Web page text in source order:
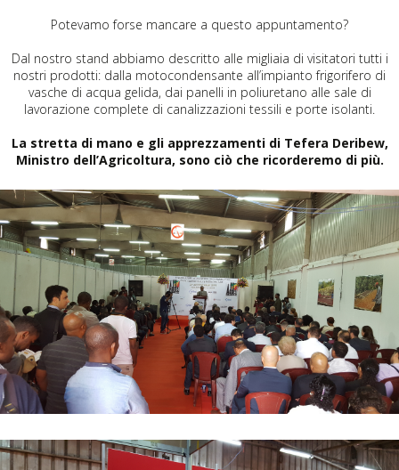
Potevamo forse mancare a questo appuntamento?
Dal nostro stand abbiamo descritto alle migliaia di visitatori tutti i
nostri prodotti: dalla motocondensante all’impianto frigorifero di
vasche di acqua gelida, dai panelli in poliuretano alle sale di
lavorazione complete di canalizzazioni tessili e porte isolanti.
La stretta di mano e gli apprezzamenti di Tefera Deribew,
Ministro dell’Agricoltura, sono ciò che ricorderemo di più.